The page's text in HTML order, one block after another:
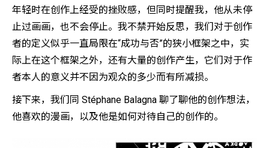
年轻时在创作上经受的挫败感，但同时提醒我，他从未停
止过画画，也不会停止。我不禁开始反思，我们对于创作
者的定义似乎一直局限在“成功与否”的狭小框架之中，实
际上在这个框架之外，还有大量的创作产生，它们对于作
者本人的意义并不因为观众的多少而有所减损。
接下来，我们同 Stéphane Balagna 聊了聊他的创作想法，
他喜欢的漫画，以及他是如何对待自己的创作的。